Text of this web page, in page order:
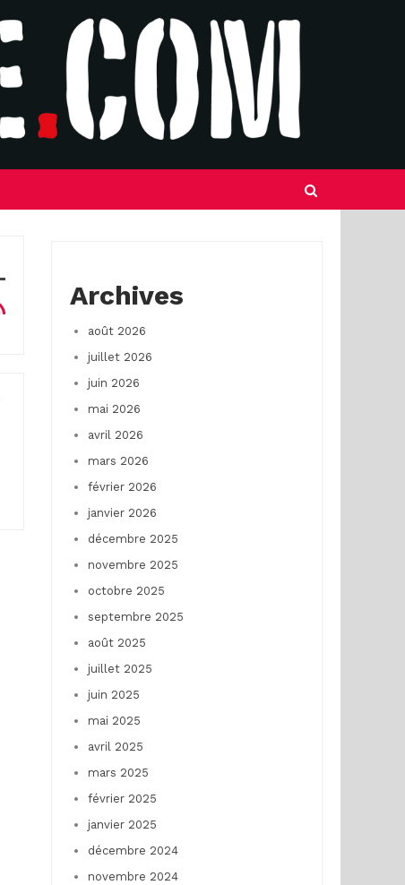
Archives
août 2026
juillet 2026
juin 2026
mai 2026
avril 2026
mars 2026
février 2026
janvier 2026
décembre 2025
novembre 2025
octobre 2025
septembre 2025
août 2025
juillet 2025
juin 2025
mai 2025
avril 2025
mars 2025
février 2025
janvier 2025
décembre 2024
novembre 2024